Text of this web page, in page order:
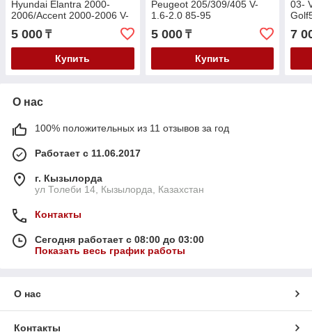
Hyundai Elantra 2000-
2006/Accent 2000-2006 V-
5 000 ₸
Купить
Peugeot 205/309/405 V-
1.6-2.0 85-95
5 000₸
Купить
03-
7
О нас
100% положительных из 11 отзывов за год
Работает с 11.06.2017
г. Кызылорда
ул Толеби 14, Кызылорда, Казахстан
Контакты
Сегодня работает с 08:00 до 03:00
Показать весь график работы
О нас
Контакты